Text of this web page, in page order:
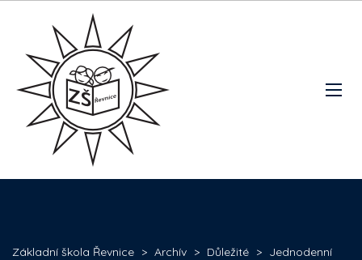
Základní škola Řevnice > Archív > Důležité > Jednodenní